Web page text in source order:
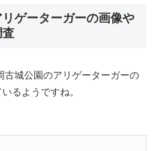
ゲーターガーの画像や
査
古城公園のアリゲーターガーの
るようですね。